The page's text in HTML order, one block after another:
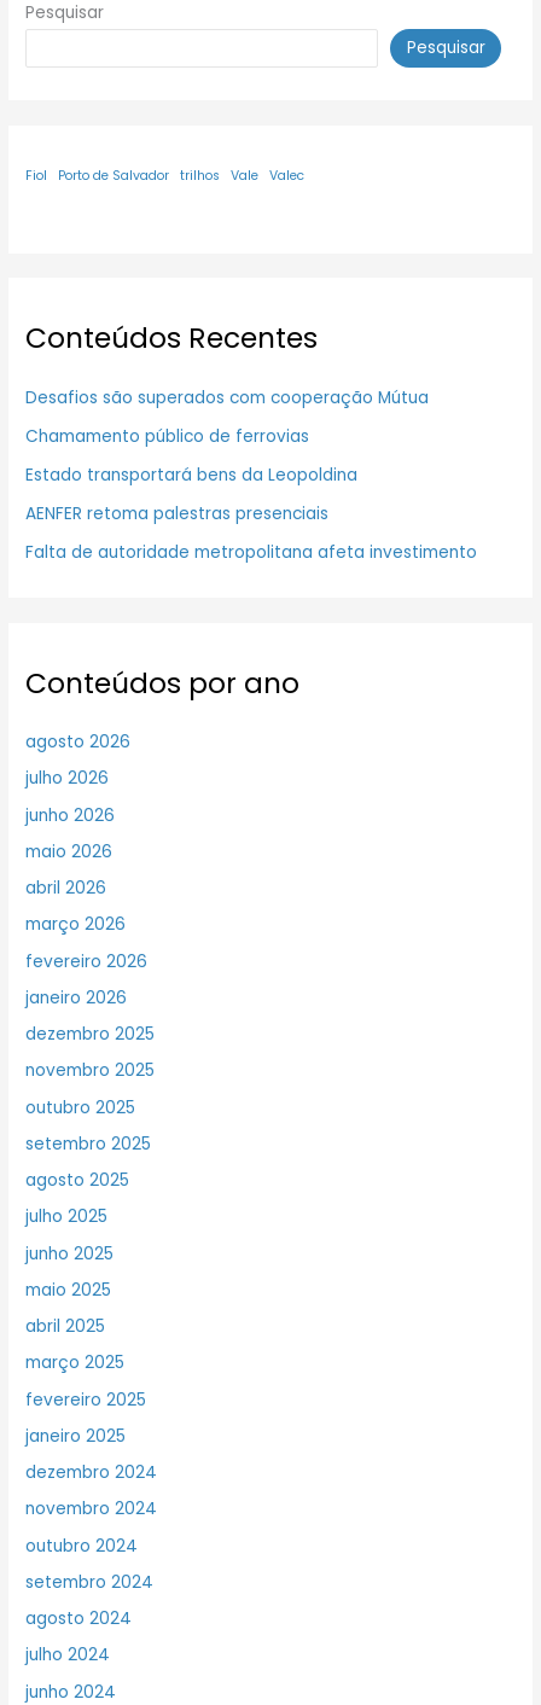
Pesquisar
Pesquisar
Fiol Porto de Salvador trilhos Vale Valec
Conteúdos Recentes
Desafios são superados com cooperação Mútua
Chamamento público de ferrovias
Estado transportará bens da Leopoldina
AENFER retoma palestras presenciais
Falta de autoridade metropolitana afeta investimento
Conteúdos por ano
agosto 2026
julho 2026
junho 2026
maio 2026
abril 2026
março 2026
fevereiro 2026
janeiro 2026
dezembro 2025
novembro 2025
outubro 2025
setembro 2025
agosto 2025
julho 2025
junho 2025
maio 2025
abril 2025
março 2025
fevereiro 2025
janeiro 2025
dezembro 2024
novembro 2024
outubro 2024
setembro 2024
agosto 2024
julho 2024
junho 2024